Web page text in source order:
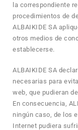
la correspondiente
procedimientos de
ALBAIKIDE SA
otros medios de
establecerse.
ALBAIKIDE SA
necesarias para
web, que pudieran
En consecuencia,
ningún caso, de los
Internet pudiera